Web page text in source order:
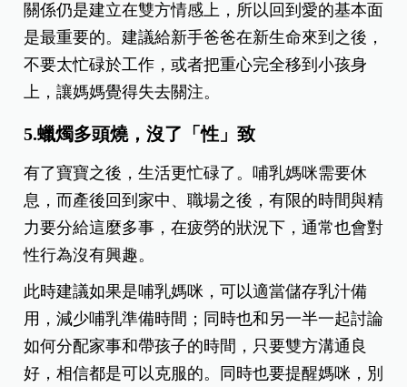
關係仍是建立在雙方情感上，所以回到愛的基本面
是最重要的。建議給新手爸爸在新生命來到之後，
不要太忙碌於工作，或者把重心完全移到小孩身
上，讓媽媽覺得失去關注。
5.蠟燭多頭燒，沒了「性」致
有了寶寶之後，生活更忙碌了。哺乳媽咪需要休
息，而產後回到家中、職場之後，有限的時間與精
力要分給這麼多事，在疲勞的狀況下，通常也會對
性行為沒有興趣。
此時建議如果是哺乳媽咪，可以適當儲存乳汁備
用，減少哺乳準備時間；同時也和另一半一起討論
如何分配家事和帶孩子的時間，只要雙方溝通良
好，相信都是可以克服的。同時也要提醒媽咪，別